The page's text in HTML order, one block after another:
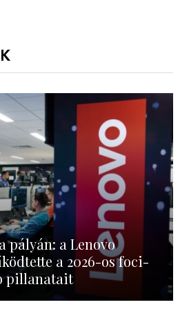
pályán: a Lenovo
a 2026-os foci-
pillanatait